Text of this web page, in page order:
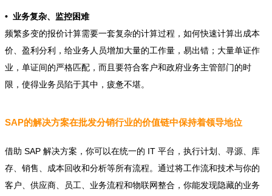
• 业务复杂、监控困难
频繁多变的报价计算需要一套复杂的计算过程，如何快速计算出成本
价、盈利分利，给业务人员增加大量的工作量，易出错；大量单证作
业，单证间的严格匹配，而且要符合客户和政府业务主管部门的时
限，使得业务员陷于其中，疲惫不堪。
SAP的解决方案在批发分销行业的价值链中保持着领导地位
借助 SAP 解决方案，你可以在统一的 IT 平台，执行计划、寻源、库
存、销售、成本回收和分析等所有流程。通过将工作流和技术与你的
客户、供应商、员工、业务流程和物联网整合，你能发现隐藏的业务